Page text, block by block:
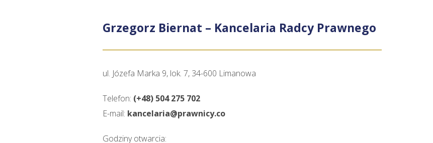
Grzegorz Biernat – Kancelaria Radcy Prawnego
ul. Józefa Marka 9, lok. 7, 34-600 Limanowa
Telefon: (+48) 504 275 702
E-mail: kancelaria@prawnicy.co
Godziny otwarcia: